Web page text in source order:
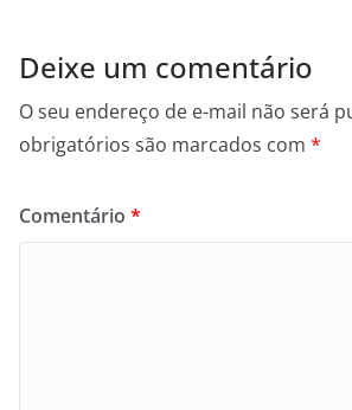
k
Deixe um comentário
O seu endereço de e-mail não será
obrigatórios são marcados com *
Comentário *